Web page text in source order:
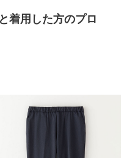
着用した方のプロ